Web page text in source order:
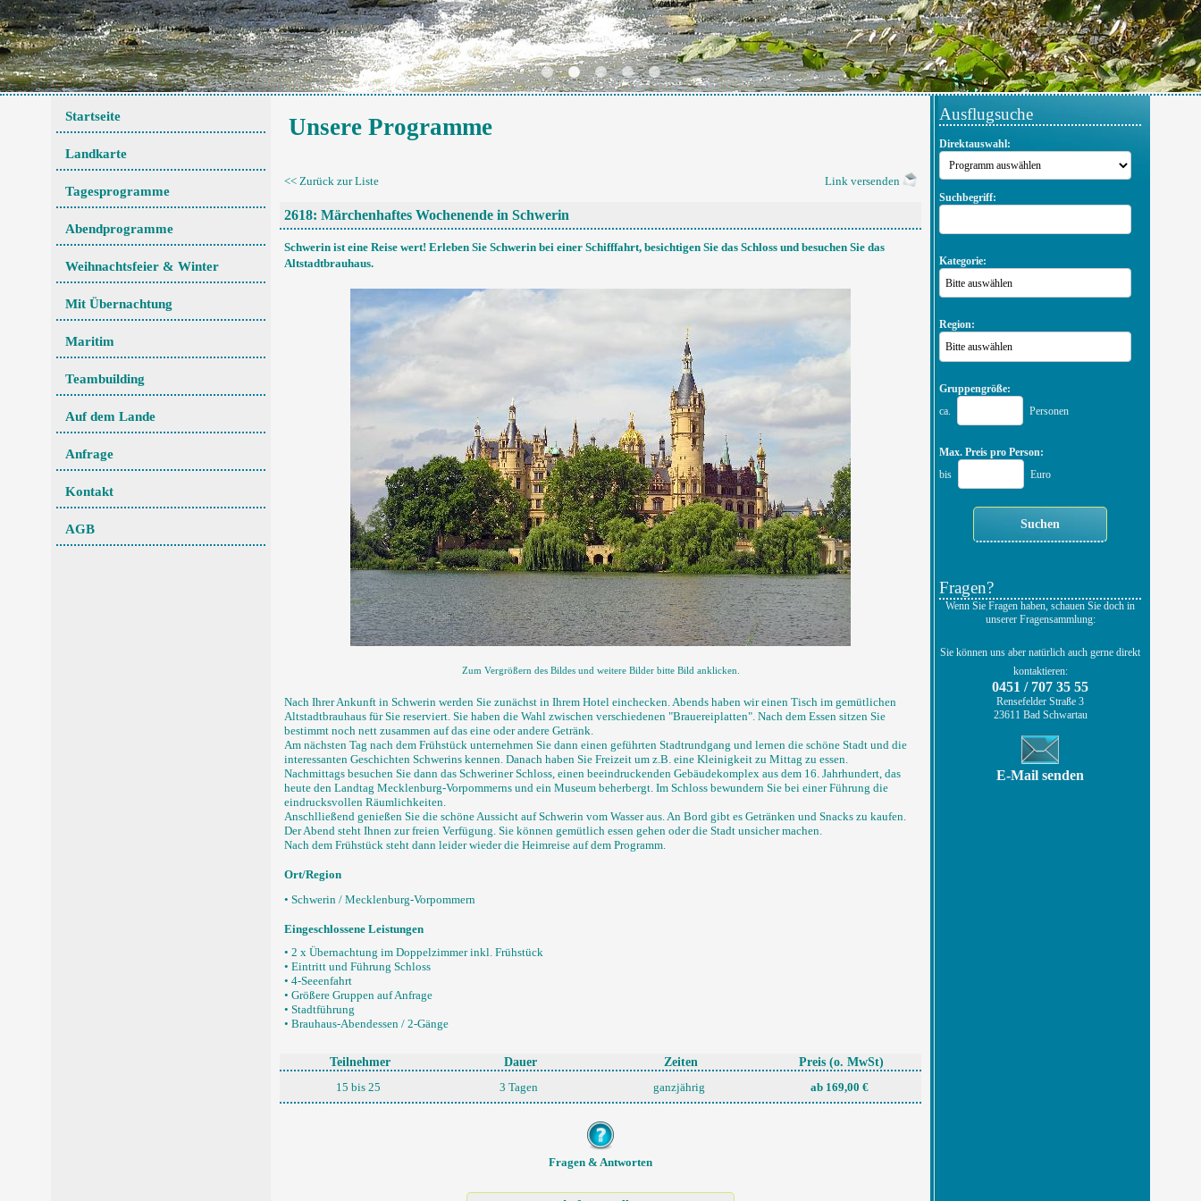
Startseite
Landkarte
Tagesprogramme
Abendprogramme
Weihnachtsfeier & Winter
Mit Übernachtung
Maritim
Teambuilding
Auf dem Lande
Anfrage
Kontakt
AGB
Unsere Programme
<< Zurück zur Liste Link versenden
2618: Märchenhaftes Wochenende in Schwerin
Schwerin ist eine Reise wert! Erleben Sie Schwerin bei einer Schifffahrt, besichtigen Sie das Schloss und besuchen Sie das
Altstadtbrauhaus.
Zum Vergrößern des Bildes und weitere Bilder bitte Bild anklicken.
Nach Ihrer Ankunft in Schwerin werden Sie zunächst in Ihrem Hotel einchecken. Abends haben wir einen Tisch im gemütlichen
Altstadtbrauhaus für Sie reserviert. Sie haben die Wahl zwischen verschiedenen "Brauereiplatten". Nach dem Essen sitzen Sie
bestimmt noch nett zusammen auf das eine oder andere Getränk.
Am nächsten Tag nach dem Frühstück unternehmen Sie dann einen geführten Stadtrundgang und lernen die schöne Stadt und die
interessanten Geschichten Schwerins kennen. Danach haben Sie Freizeit um z.B. eine Kleinigkeit zu Mittag zu essen.
Nachmittags besuchen Sie dann das Schweriner Schloss, einen beeindruckenden Gebäudekomplex aus dem 16. Jahrhundert, das
heute den Landtag Mecklenburg-Vorpommerns und ein Museum beherbergt. Im Schloss bewundern Sie bei einer Führung die
eindrucksvollen Räumlichkeiten.
Anschlließend genießen Sie die schöne Aussicht auf Schwerin vom Wasser aus. An Bord gibt es Getränken und Snacks zu kaufen.
Der Abend steht Ihnen zur freien Verfügung. Sie können gemütlich essen gehen oder die Stadt unsicher machen.
Nach dem Frühstück steht dann leider wieder die Heimreise auf dem Programm.
Ort/Region
• Schwerin / Mecklenburg-Vorpommern
Eingeschlossene Leistungen
• 2 x Übernachtung im Doppelzimmer inkl. Frühstück
• Eintritt und Führung Schloss
• 4-Seeenfahrt
• Größere Gruppen auf Anfrage
• Stadtführung
• Brauhaus-Abendessen / 2-Gänge
Teilnehmer Dauer Zeiten Preis(o. MwSt)
15 bis 25 3 Tagen ganzjährig ab 169,00 €
Fragen & Antworten
Ausflugsuche
Direktauswahl:
Suchbegriff:
Kategorie:
Bitte auswählen
Region:
Bitte auswählen
Gruppengröße:
ca.
Personen
Max. Preis pro Person:
bis
Euro
Fragen?
Wenn Sie Fragen haben, schauen Sie doch in
unserer Fragensammlung:
Sie können uns aber natürlich auch gerne direkt
kontaktieren:
0451 / 707 35 55
Rensefelder Straße 3
23611 Bad Schwartau
E-Mail senden